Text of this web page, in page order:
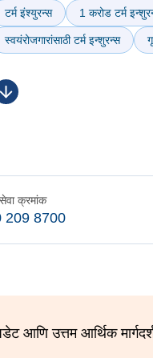
टर्म इंश्युरन्स 1 करोड टर्म
स्वयंरोजगारांसाठी टर्म इन्शुरन्स
209 8700
क्रमांक
आणि उत्तम आर्थिक